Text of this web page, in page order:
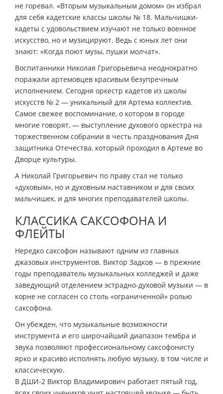
не горевал. «Вторым музыкальным домом» он избрал
для себя кадетские классы школы № 18. Мальчишки-
кадеты с удовольствием изучают не только военное
искусство, но и музицируют. Ведь с юных лет они
знают: «Когда поют музы, пушки молчат».
Воспитанники Николая Григорьевича неоднократно
поражали артемовцев красивым безупречным
исполнением. Сегодня оркестр кадетов из школы
искусств № 2 — уникальный для Артема коллектив.
Самое свежее воспоминание, о котором в городе
многие говорят, — выступление духового оркестра на
торжественном собрании в честь празднования Дня
защитника Отечества, который проходил в Артеме во
Дворце культуры.
А Николай Григорьевич по праву стал не только
«духовым», но и духовным наставником и для своих
мальчишек, и для многих преподавателей школы.
КЛАССИКА САКСОФОНА И
ФЛЕЙТЫ
Нередко саксофон называют одним из главных
джазовых инструментов. Виктор Задков — в прежние
годы преподаватель музыкальных колледжей и даже
заведующий отделением эстрадно-духовой музыки — в
корне не согласен со столь «ограниченной» ролью
саксофона.
Он убежден, что музыкальные возможности
инструмента и его широчайший диапазон тембра и
звука позволяют профессиональному саксофонисту
ярко и красиво исполнять любую музыку, в том числе и
классическую.
В ДШИ-2 Виктор Владимирович работает пятый год,